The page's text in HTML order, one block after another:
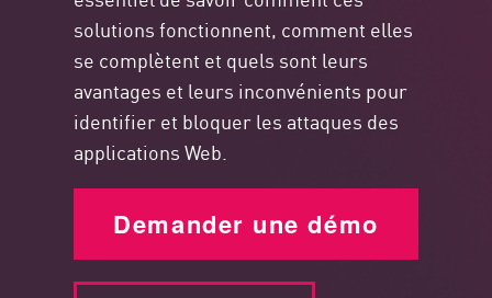
solutions fonctionnent, comment elles
se complètent et quels sont leurs
avantages et leurs inconvénients pour
identifier et bloquer les attaques des
applications Web.
Demander une démo